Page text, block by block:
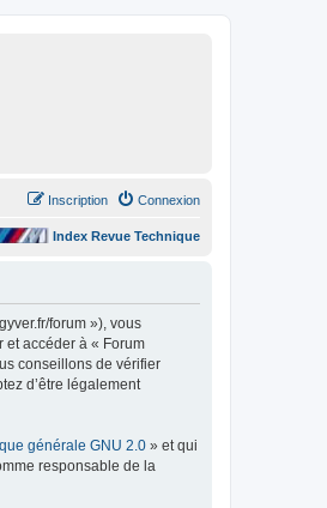
Connexion
Inscription
Index Revue Technique
forum »), vous
et accéder à « Forum
conseillons de vérifier
d’être légalement
générale GNU 2.0 » et qui
responsable de la